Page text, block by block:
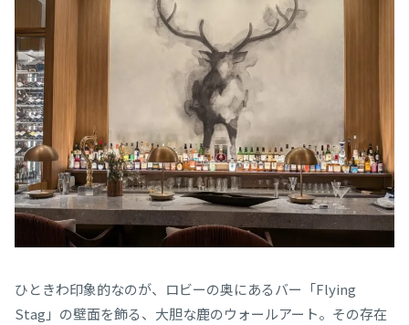
ひときわ印象的なのが、ロビーの奥にあるバー「Flying
Stag」の壁面を飾る、大胆な鹿のウォールアート。その存在